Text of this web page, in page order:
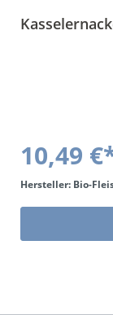
10,49
Hersteller: Bio-